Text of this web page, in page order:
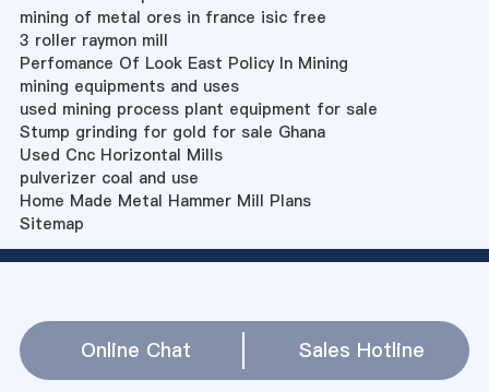
mining of metal ores in france isic free
3 roller raymon mill
Perfomance Of Look East Policy In Mining
mining equipments and uses
used mining process plant equipment for sale
Stump grinding for gold for sale Ghana
Used Cnc Horizontal Mills
pulverizer coal and use
Home Made Metal Hammer Mill Plans
Sitemap
Online Chat Sales Hotline